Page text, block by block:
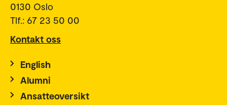
0130 Oslo
Tlf.: 67 23 50 00
Kontakt oss
English
Alumni
Ansatteoversikt